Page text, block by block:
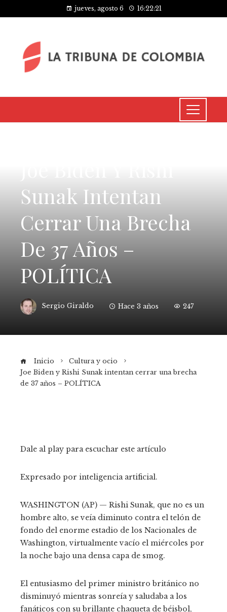
jueves, agosto 6 16:22:22
Sunak Intentan
Cerrar Una Brecha
De 37 Años –
POLÍTICA
Sergio Giraldo Hace 3 años 247
Inicio
Cultura y ocio
Joe Biden y Rishi Sunak intentan cerrar una brecha
de 37 años – POLÍTICA
Dale al play para escuchar este artículo
Expresado por inteligencia artificial.
WASHINGTON (AP) — Rishi Sunak, que no es un
hombre alto, se veía diminuto contra el telón de
fondo del enorme estadio de los Nacionales de
Washington, virtualmente vacío el miércoles por
la noche bajo una densa capa de smog.
El entusiasmo del primer ministro británico no
disminuyó mientras sonreía y saludaba a los
fanáticos con su brillante chaqueta de béisbol,